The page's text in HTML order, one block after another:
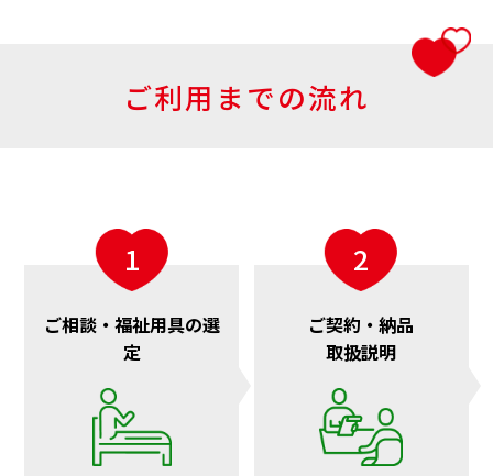
ご利用までの流れ
ご相談・福祉用具の選
定
ご契約・納品
取扱説明